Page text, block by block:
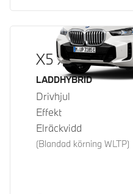
X5 xDrive50e
Bränsle
LADDHYBRID
Drivhjul
Effekt
Elräckvidd
(Blandad körning WLTP)